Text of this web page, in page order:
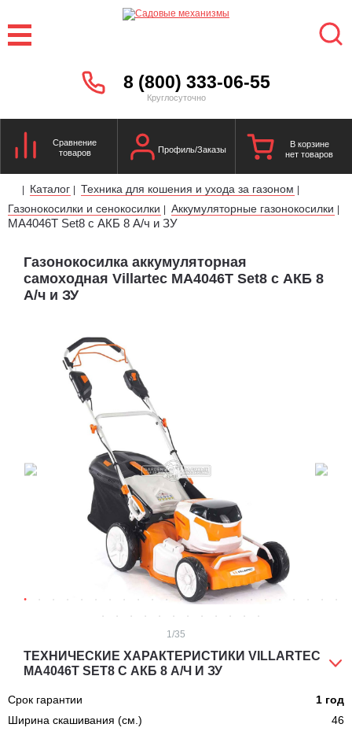
8 (800) 333-06-55
Круглосуточно
Сравнение
товаров
Профиль/Заказы
В корзине
нет товаров
| Каталог | Техника для кошения и ухода за газоном |
Газонокосилки и сенокосилки | Аккумуляторные газонокосилки |
MA4046T Set8 с АКБ 8 А/ч и ЗУ
Газонокосилка аккумуляторная
самоходная Villartec MA4046T Set8 с АКБ 8
А/ч и ЗУ
1 /35
ТЕХНИЧЕСКИЕ ХАРАКТЕРИСТИКИ VILLARTEC
MA4046T SET8 С АКБ 8 А/Ч И ЗУ
Срок гарантии
1 год
Ширина скашивания (см.)
46